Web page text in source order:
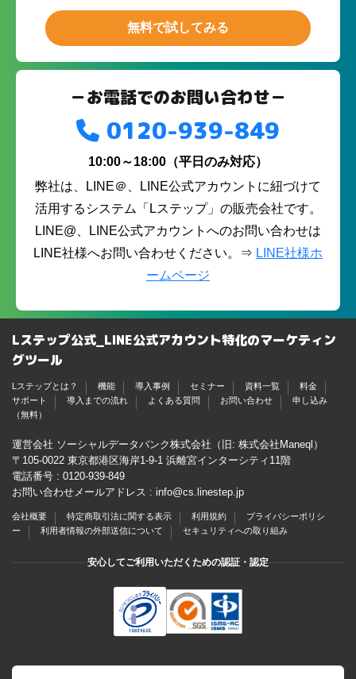
無料で試してみる
－お電話でのお問い合わせ－
0120-939-849
10:00～18:00（平日のみ対応）
弊社は、LINE＠、LINE公式アカウントに紐づけて
活用するシステム「Lステップ」の販売会社です。
LINE@、LINE公式アカウントへのお問い合わせは
LINE社様へお問い合わせください。⇒ LINE社様ホ
ームページ
Lステップ公式_LINE公式アカウント特化のマーケティン
グツール
Lステップとは？ 機能 導入事例 セミナー 資料一覧
料金
サポート
導入までの流れ よくある質問 お問い合わせ
申し込み
（無料）
運営会社 ソーシャルデータバンク株式会社（旧: 株式会社Maneql）
〒105-0022 東京都港区海岸1-9-1 浜離宮インターシティ11階
電話番号 : 0120-939-849
お問い合わせメールアドレス : info@cs.linestep.jp
会社概要 特定商取引法に関する表示 利用規約
プライバシーポリシ
ー
利用者情報の外部送信について セキュリティへの取り組み
安心してご利用いただくための認証・認定